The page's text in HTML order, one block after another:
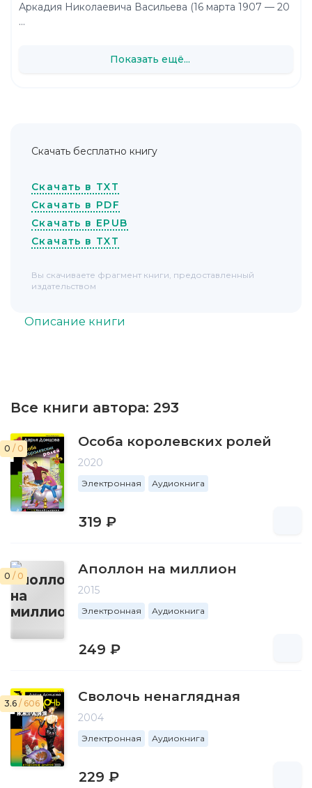
Описание книги
Все книги автора: 293
0 / 0 Особа королевских ролей
2020
Электронная Аудиокнига
319 ₽
0 / 0 Аполлон на миллион
2015
Электронная Аудиокнига
249 ₽
3.6 / 606 Сволочь ненаглядная
2004
Электронная Аудиокнига
229 ₽
Аркадия Николаевича Васильева (16 марта 1907 — 20
...
Показать ещё...
Скачать бесплатно книгу
Скачать в TXT
Скачать в PDF
Скачать в EPUB
Скачать в TXT
Вы скачиваете фрагмент книги, предоставленный
издательством